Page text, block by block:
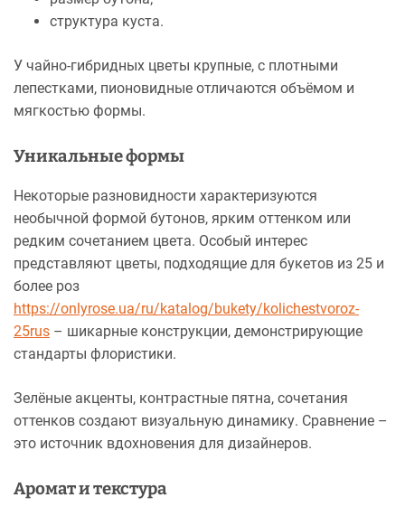
структура куста.
У чайно-гибридных цветы крупные, с плотными
лепестками, пионовидные отличаются объёмом и
мягкостью формы.
Уникальные формы
Некоторые разновидности характеризуются
необычной формой бутонов, ярким оттенком или
редким сочетанием цвета. Особый интерес
представляют цветы, подходящие для букетов из 25 и
более роз
https://onlyrose.ua/ru/katalog/bukety/kolichestvoroz-
25rus – шикарные конструкции, демонстрирующие
стандарты флористики.
Зелёные акценты, контрастные пятна, сочетания
оттенков создают визуальную динамику. Сравнение –
это источник вдохновения для дизайнеров.
Аромат и текстура